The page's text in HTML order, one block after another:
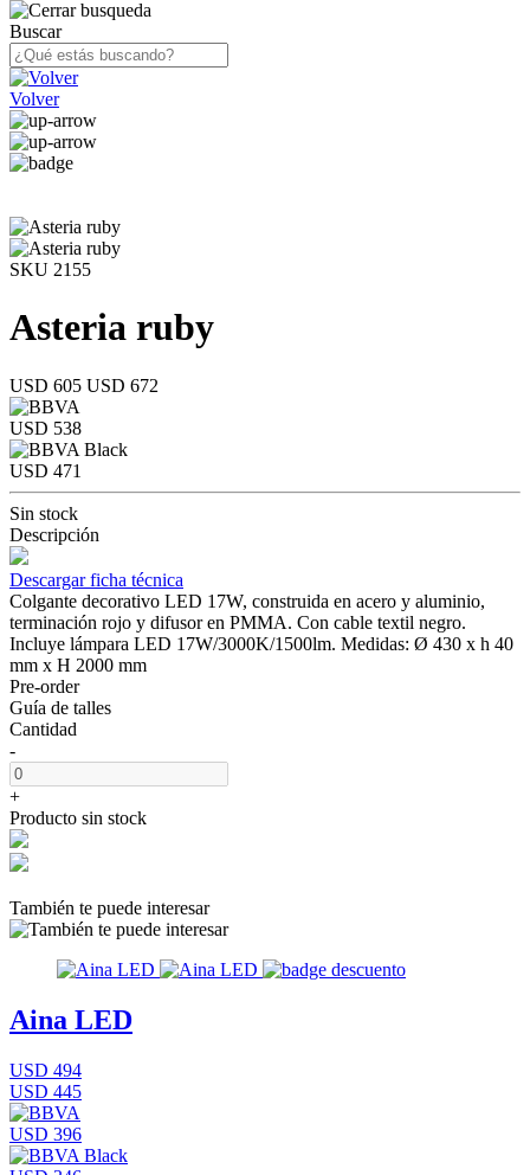
Buscar
Volver
SKU 2155
Asteria ruby
USD 605 USD 672
USD 538
USD 471
Sin stock
Descripción
Descargar ficha técnica
Colgante decorativo LED 17W, construida en acero y aluminio,
terminación rojo y difusor en PMMA. Con cable textil negro.
Incluye lámpara LED 17W/3000K/1500lm. Medidas: Ø 430 x h 40
mm x H 2000 mm
Pre-order
Guía de talles
Cantidad
-
+
Producto sin stock
También te puede interesar
Aina LED
USD 494
USD 445
USD 396